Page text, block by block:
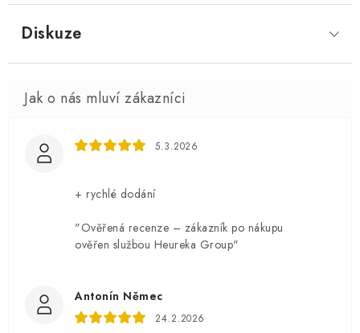
Diskuze
5.3.2026
+ rychlé dodání
"Ověřená recenze – zákazník po nákupu
ověřen službou Heureka Group"
Antonín Němec
24.2.2026